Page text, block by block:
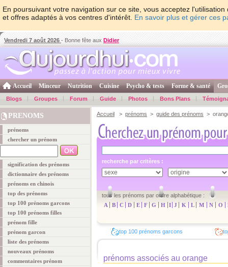
En poursuivant votre navigation sur ce site, vous acceptez
et offres adaptés à vos centres d'intérêt. En savoir plus et gérer ces
Vendredi 7 août 2026 - Bonne fête aux Didier
Accueil Minceur Nutrition Cuisine Psycho & tests Forme & santé
Blogs Groupes Forum Guide Photos Bons Plans
PRENOMS
prénoms
chercher un prénom
signification des prénoms
dictionnaire des prénoms
prénoms en chinois
top des prénoms
top 100 prénoms garcons
top 100 prénoms filles
prénom fille
prénom garcon
liste des prénoms
nouveaux prénoms
commentaires prénom
Accueil > prénoms > guide des prénoms >
recherche par critères :
tous les prénoms par ordre alphabétique :
A
B C D E F G H I J K L M N O
top 100 prénoms garcons
prénoms associés au orange